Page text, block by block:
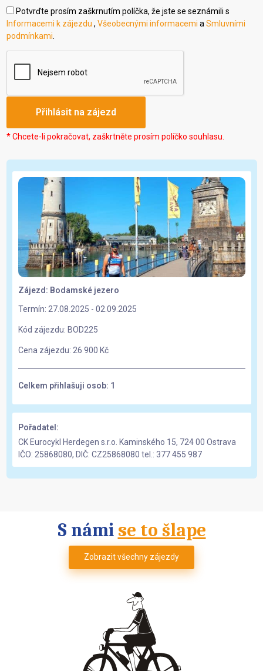
Potvrďte prosím zaškrnutím políčka, že jste se seznámili s
Informacemi k zájezdu , Všeobecnými informacemi a Smluvními
podmínkami
* Chcete-li pokračovat, zaškrtněte prosím políčko souhlasu.
Zájezd: Bodamské jezero
Termín: 27.08.2025 - 02.09.2025
Kód zájezdu: BOD225
Cena zájezdu: 26 900 Kč
Celkem přihlašuji osob: 1
Pořadatel:
CK Eurocykl Herdegen s.r.o. Kaminského 15, 724 00 Ostrava
IČO: 25868080, DIČ: CZ25868080 tel.: 377 455 987
S námi se to šlape
Zobrazit všechny zájezdy